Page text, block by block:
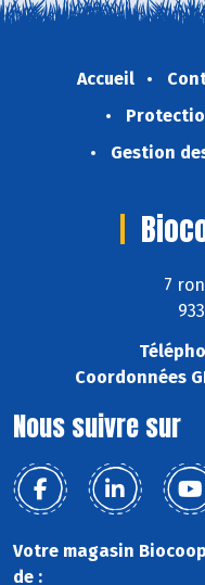
Accueil
Gestion
7
Coordonnées
Nous suivre sur
Votre magasin
de :